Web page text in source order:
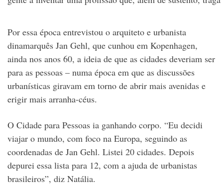
Por essa época entrevistou o arquiteto e urbanista
dinamarquês Jan Gehl, que cunhou em Kopenhagen,
ainda nos anos 60, a ideia de que as cidades deveriam ser
para as pessoas – numa época em que as discussões
urbanísticas giravam em torno de abrir mais avenidas e
erigir mais arranha-céus.
O Cidade para Pessoas ia ganhando corpo. “Eu decidi
viajar o mundo, com foco na Europa, seguindo as
coordenadas de Jan Gehl. Listei 20 cidades. Depois
depurei essa lista para 12, com a ajuda de urbanistas
brasileiros”, diz Natália.